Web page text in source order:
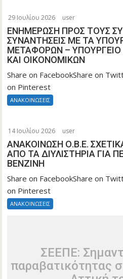
29 Ιουλίου 2026 user
ΕΝΗΜΕΡΩΣΗ ΠΡΟΣ ΤΟΥΣ
ΣΥΝΑΝΤΗΣΕΙΣ ΜΕ ΤΑ
ΜΕΤΑΦΟΡΩΝ – ΥΠΟΥΡΓΕΙΟ
ΚΑΙ ΟΙΚΟΝΟΜΙΚΩΝ
Share on FacebookShare on
on Pinterest
ΑΝΑΚΟΙΝΩΣΕΙΣ
14 Ιουλίου 2026 user
ΑΝΑΚΟΙΝΩΣΗ Ο.Β.Ε.
ΑΠΟ ΤΑ ΔΙΥΛΙΣΤΗΡΙΑ ΓΙΑ
ΒΕΝΖΙΝΗ
Share on FacebookShare on
on Pinterest
ΑΝΑΚΟΙΝΩΣΕΙΣ
ΣΕΕΠΕ:
παραβατικότητας